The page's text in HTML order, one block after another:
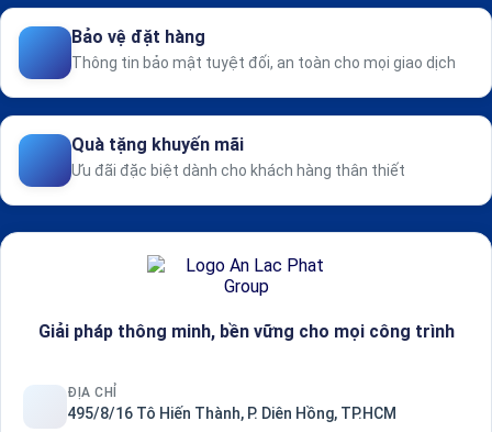
Bảo vệ đặt hàng
Thông tin bảo mật tuyệt đối, an toàn cho mọi giao dịch
Quà tặng khuyến mãi
Ưu đãi đặc biệt dành cho khách hàng thân thiết
Giải pháp thông minh, bền vững cho mọi công trình
ĐỊA CHỈ
495/8/16 Tô Hiến Thành, P. Diên Hồng, TP.HCM